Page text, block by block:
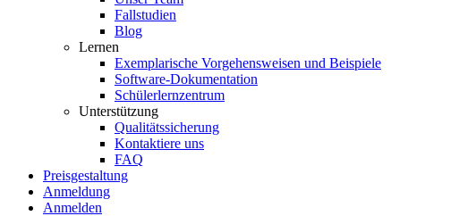
Fallstudien
Blog
Lernen
Exemplarische Vorgehensweisen und Beispiele
Software-Dokumentation
Schülerlernzentrum
Unterstützung
Qualitätssicherung
Kontaktiere uns
FAQ
Preisgestaltung
Anmeldung
Anmelden